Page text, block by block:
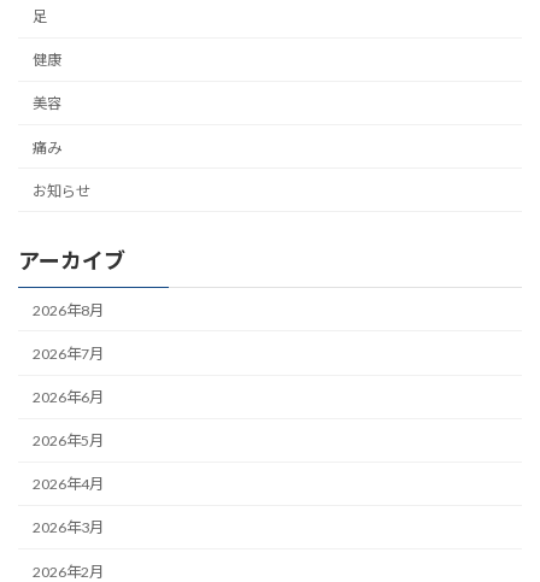
足
健康
美容
痛み
お知らせ
アーカイブ
2026年8月
2026年7月
2026年6月
2026年5月
2026年4月
2026年3月
2026年2月